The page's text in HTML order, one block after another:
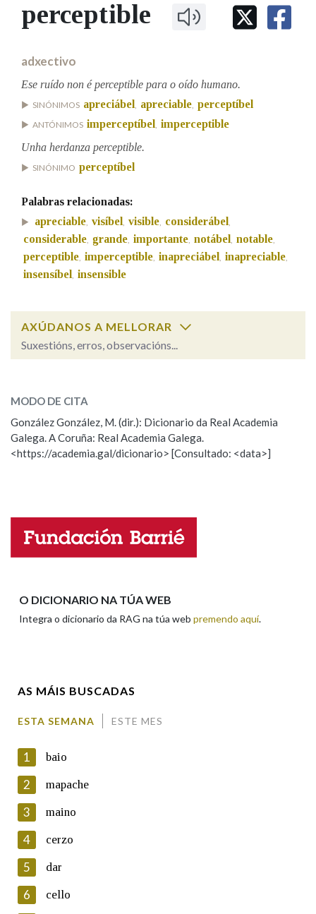
IDENTIDADE CORPORATIVA
MARCIAL DEL ADALID
FIGURAS HOMENAXEADAS
PRIMAVERA DAS LETRAS
PORTAL DAS PALABRAS
Facebook
TwitterYoutubeInstagram
Bluesky
BUSCAR NOS LEMAS
Remata por
Contén
BUSCAR NO CONTIDO
Nas definicións
OUTRAS OPCIÓNS DE BUSCA
Marcas gramaticais
LIMPAR
perceptible
adxectivo
Ese ruído non é perceptible para o oído humano.
SINÓNIMOS apreciábel , apreciable, perceptíbel
ANTÓNIMOS imperceptíbel , imperceptible
Unha herdanza perceptible.
SINÓNIMO perceptíbel
Palabras relacionadas:
apreciable, visíbel , visible, considerábel ,
considerable, grande, importante, notábel , notable,
perceptible, imperceptible, inapreciábel , inapreciable,
insensíbel , insensible
AXÚDANOS A MELLORAR
Suxestións, erros, observacións...
ESCOLLE UNHA OPCIÓN:
Observación Hai un erro na palabra
Propoño mellorar a definición
Nome
En cumprimento da normativa vixente en materia de
Protección de Datos de Carácter Persoal, a Real Academia
Galega informa a aqueles usuarios que faciliten o seu correo
electrónico, así como calquera outra información de carácter
persoal, que estes datos serán obxecto de tratamento
automatizado de carácter confidencial e incorporados aos seus
ficheiros informáticos. Así mesmo, os usuarios poderán exercer o
MODO DE CITA
González González, M. (dir.): Dicionario da Real Academia
Galega. A Coruña: Real Academia Galega.
<https://academia.gal/dicionario> [Consultado: <data>]
O DICIONARIO NA TÚA WEB
Integra o dicionario da RAG na túa web premendo aquí.
AS MÁIS BUSCADAS
ESTA SEMANA ESTE MES
1 baio
2 mapache
3 maino
4 cerzo
5 dar
6 cello